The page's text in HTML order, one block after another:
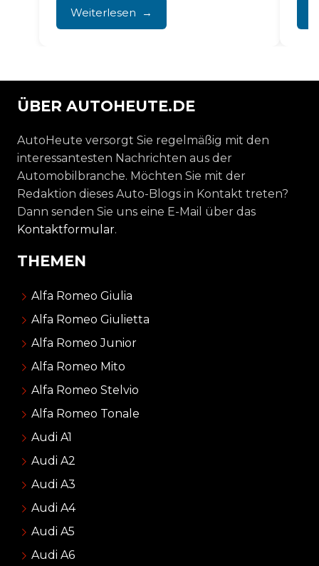
charakteristische...
Weiterlesen
ÜBER AUTOHEUTE.DE
AutoHeute versorgt Sie regelmäßig mit den
interessantesten Nachrichten aus der
Automobilbranche. Möchten Sie mit der
Redaktion dieses Auto-Blogs in Kontakt treten?
Dann senden Sie uns eine E-Mail über das
Kontaktformular.
THEMEN
Alfa Romeo Giulia
Alfa Romeo Giulietta
Alfa Romeo Junior
Alfa Romeo Mito
Alfa Romeo Stelvio
Alfa Romeo Tonale
Audi A1
Audi A2
Audi A3
Audi A4
Audi A5
Audi A6